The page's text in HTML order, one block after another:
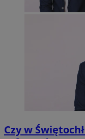
Czy w